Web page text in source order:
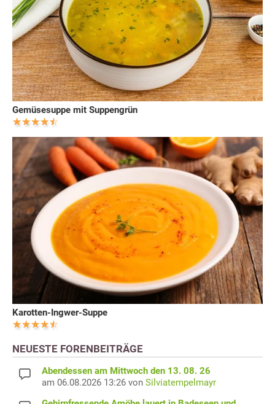
Gemüsesuppe mit Suppengrün
Karotten-Ingwer-Suppe
NEUESTE FORENBEITRÄGE
Abendessen am Mittwoch den 13. 08. 26
am 06.08.2026 13:26 von Silviatempelmayr